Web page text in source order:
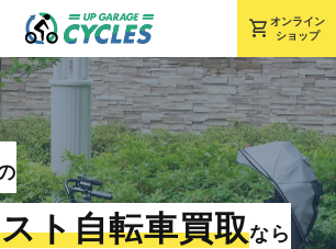
shopping_cart オンライン
ショップ
ト自転車買取なら